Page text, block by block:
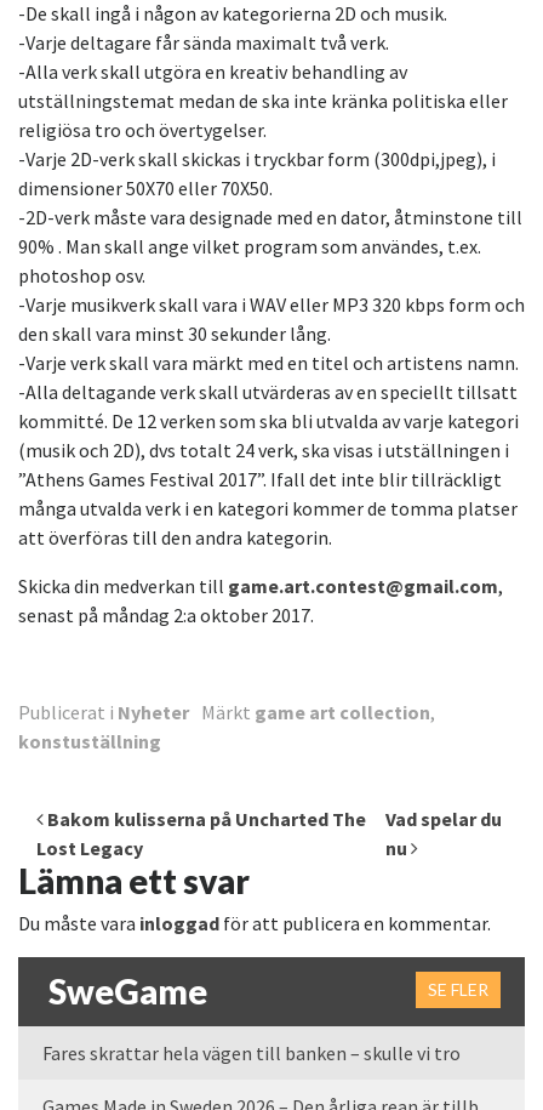
-De skall ingå i någon av kategorierna 2D och musik.
-Varje deltagare får sända maximalt två verk.
-Alla verk skall utgöra en kreativ behandling av
utställningstemat medan de ska inte kränka politiska eller
religiösa tro och övertygelser.
-Varje 2D-verk skall skickas i tryckbar form (300dpi,jpeg), i
dimensioner 50X70 eller 70X50.
-2D-verk måste vara designade med en dator, åtminstone till
90% . Man skall ange vilket program som användes, t.ex.
photoshop osv.
-Varje musikverk skall vara i WAV eller MP3 320 kbps form och
den skall vara minst 30 sekunder lång.
-Varje verk skall vara märkt med en titel och artistens namn.
-Alla deltagande verk skall utvärderas av en speciellt tillsatt
kommitté. De 12 verken som ska bli utvalda av varje kategori
(musik och 2D), dvs totalt 24 verk, ska visas i utställningen i
”Athens Games Festival 2017”. Ifall det inte blir tillräckligt
många utvalda verk i en kategori kommer de tomma platser
att överföras till den andra kategorin.
Skicka din medverkan till game.art.contest@gmail.com,
senast på måndag 2:a oktober 2017.
Publicerat i Nyheter Märkt game art collection,
konstuställning
Inläggsnavigering
Bakom kulisserna på Uncharted The
Lost Legacy
Vad spelar du
nu
Lämna ett svar
Du måste vara inloggad för att publicera en kommentar.
SweGame SE FLER
Fares skrattar hela vägen till banken – skulle vi tro